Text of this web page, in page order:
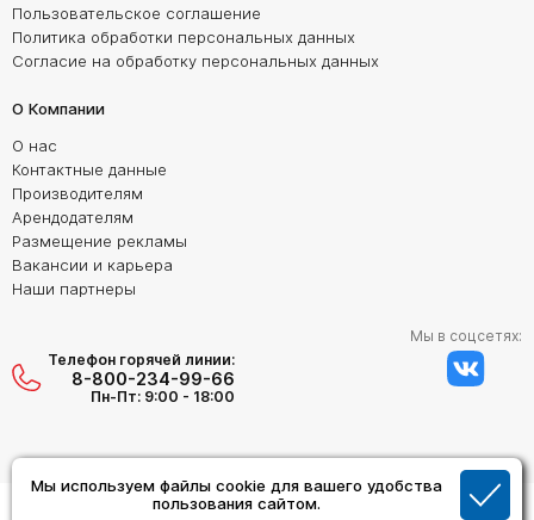
Мы используем файлы cookie для вашего удобства
пользования сайтом.
Пользовательское соглашение
Политика обработки персональных данных
Согласие на обработку персональных данных
О Компании
О нас
Контактные данные
Производителям
Арендодателям
Размещение рекламы
Вакансии и карьера
Наши партнеры
Телефон горячей линии:
8-800-234-99-66
Пн-Пт: 9:00 - 18:00
Мы в соцсетях: